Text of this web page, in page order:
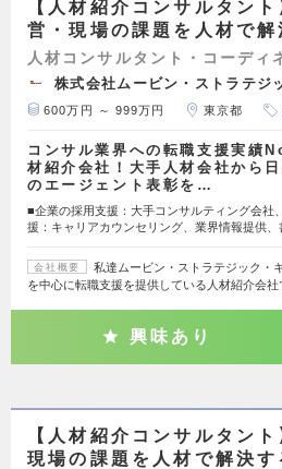
【人材紹介コンサルタン
営・現場の課題を人材で解
人材コンサルタント・コーディ
株式会社ムービン・ストラテジ
600万円 ～ 999万円 東京都
コンサル業界への転職支援実績
材紹介会社！大手人材会社から
のエージェント表彰を…
■企業の採用支援：大手コンサルティング会社
援：キャリアカウンセリング、業界情報提供、
会社概要
私達ムービン・ストラテジック・
を中心に転職支援を提供している人材紹介会
興味あり
【人材紹介コンサルタン
現場の課題を人材で解決す